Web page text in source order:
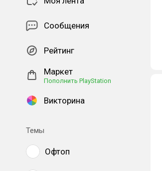
Сообщения
Рейтинг
Маркет
Пополнить PlayStation
Викторина
Темы
Офтоп